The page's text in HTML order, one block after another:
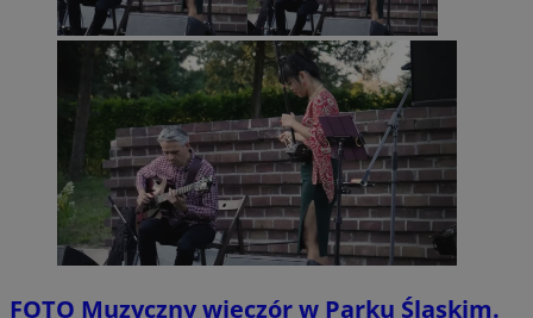
FOTO Muzyczny wieczór w Parku Śląskim.